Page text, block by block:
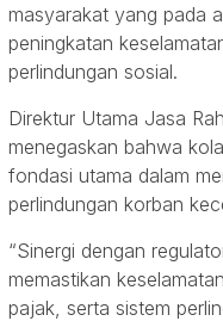
masyarakat yang pada
peningkatan
perlindungan sosial.
Direktur Utama Jasa
menegaskan bahwa
fondasi utama dalam
perlindungan korban
“Sinergi dengan
memastikan
pajak, serta sistem